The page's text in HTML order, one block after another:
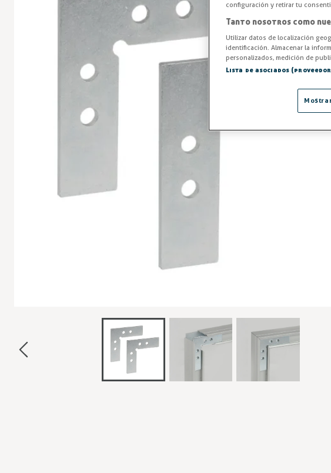
configuración y retirar tu
Tanto nosotros como
Utilizar datos de localización
identificación. Almacenar la
personalizados, medición de
Lista de asociados